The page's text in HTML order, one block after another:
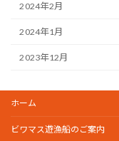
2024年2月
2024年1月
2023年12月
ホーム
ビワマス遊漁船のご案内